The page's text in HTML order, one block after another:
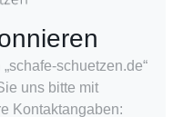
schuetzen.de“
uns bitte mit
Kontaktangaben: